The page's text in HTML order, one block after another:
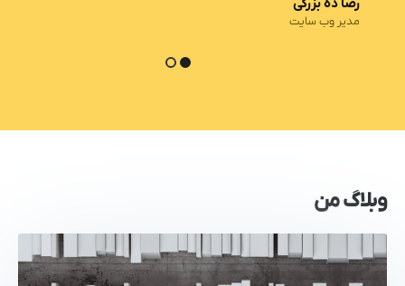
رضا ده بزرگی
مدیر وب سایت
وبلاگ من